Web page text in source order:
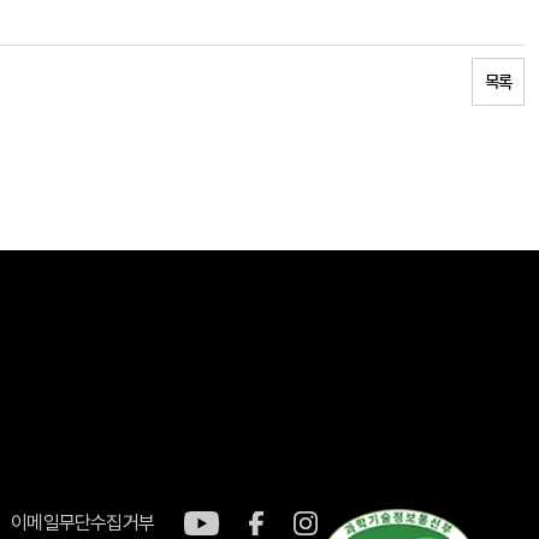
목록
이메일무단수집거부